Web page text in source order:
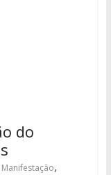
do
Manifestação,